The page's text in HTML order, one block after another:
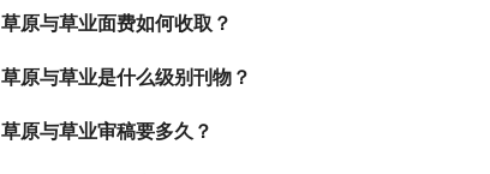
草原与草业面费如何收取？
草原与草业是什么级别刊物？
草原与草业审稿要多久？